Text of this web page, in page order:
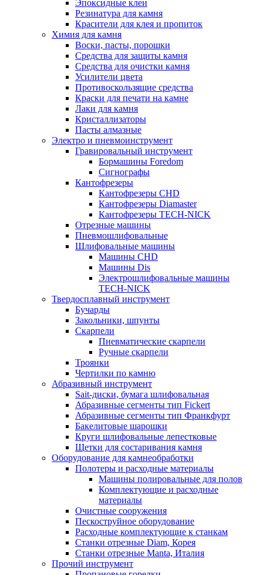
Эпоксидные клеи
Резинатура для камня
Красители для клея и пропиток
Химия для камня
Воски, пасты, порошки
Средства для защиты камня
Средства для очистки камня
Усилители цвета
Противоскользящие средства
Краски для печати на камне
Лаки для камня
Кристаллизаторы
Пасты алмазные
Электро и пневмоинструмент
Гравировальный инструмент
Бормашины Foredom
Сигнографы
Кантофрезеры
Кантофрезеры CHD
Кантофрезеры Diamaster
Кантофрезеры TECH-NICK
Отрезные машины
Пневмошлифовальные
Шлифовальные машины
Машины CHD
Машины Dis
Электрошлифовальные машины
TECH-NICK
Твердосплавный инструмент
Бучарды
Закольники, шпунты
Скарпели
Пневматические скарпели
Ручные скарпели
Троянки
Чертилки по камню
Абразивный инструмент
Sait-диски, бумага шлифовальная
Абразивные сегменты тип Fickert
Абразивные сегменты тип Франкфурт
Бакелитовые шарошки
Круги шлифовальные лепестковые
Щетки для состаривания камня
Оборудование для камнеобработки
Полотеры и расходные материалы
Машины полировальные для полов
Комплектующие и расходные
материалы
Очистные сооружения
Пескоструйное оборудование
Расходные комплектующие к станкам
Станки отрезные Diam, Корея
Станки отрезные Manta, Италия
Прочий инструмент